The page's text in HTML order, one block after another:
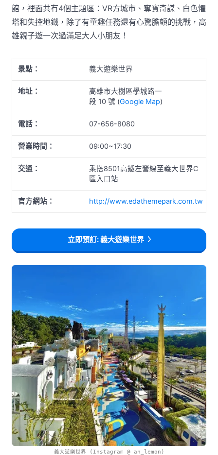
館，裡面共有4個主題區：VR方城市、奪寶奇謀、白色懼
塔和失控地鐵，除了有童趣任務還有心驚膽顫的挑戰，高
雄親子遊一次過滿足大人小朋友！
景點： 義大遊樂世界
地址：
高雄市大樹區學城路一
段 10 號 (Google Map)
電話： 07-656-8080
營業時間： 09:00~17:30
交通：
乘搭8501高鐵左營線至義大世界C
區入口站
官方網站： http://www.edathemepark.com.tw
立即預訂: 義大遊樂世界
義大遊樂世界 (Instagram @ an_lemon)